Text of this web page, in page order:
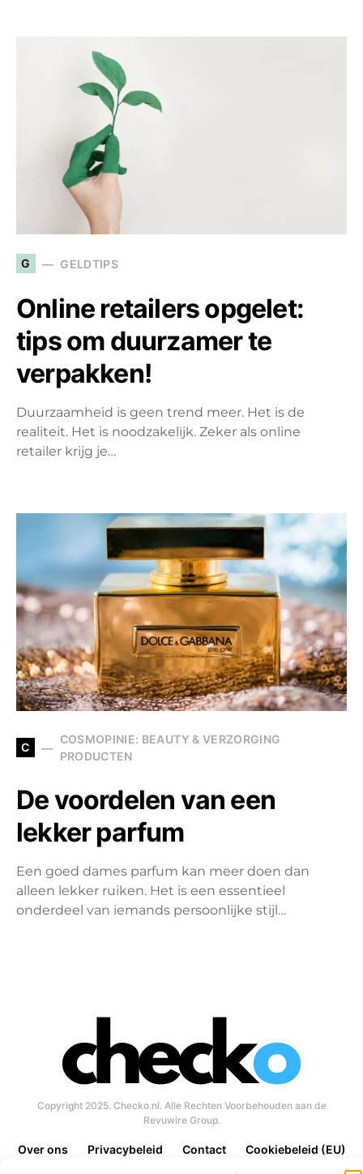
G GELDTIPS
Online retailers opgelet:
tips om duurzamer te
verpakken!
Duurzaamheid is geen trend meer. Het is de
realiteit. Het is noodzakelijk. Zeker als online
retailer krijg je…
C
COSMOPINIE: BEAUTY & VERZORGING
PRODUCTEN
De voordelen van een
lekker parfum
Een goed dames parfum kan meer doen dan
alleen lekker ruiken. Het is een essentieel
onderdeel van iemands persoonlijke stijl…
Copyright 2025. Checko.nl. Alle Rechten Voorbehouden aan de
Revuwire Group.
Over ons Privacybeleid Contact Cookiebeleid (EU)